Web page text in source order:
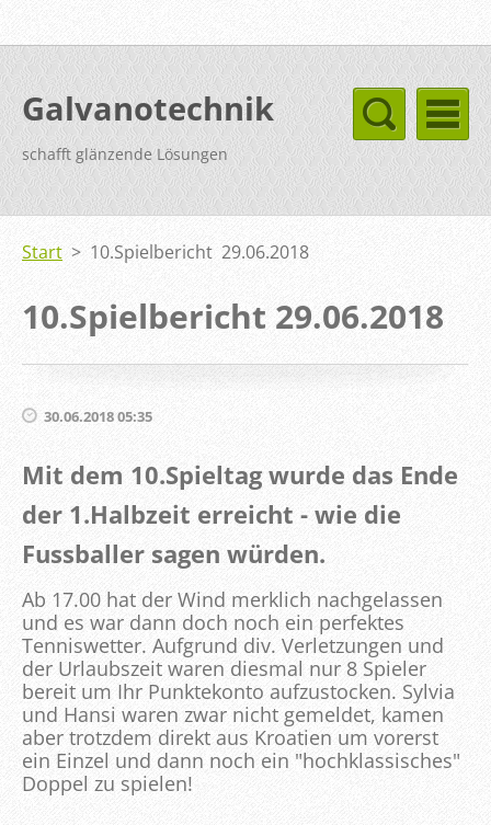
Galvanotechnik
schafft glänzende Lösungen
Start > 10.Spielbericht 29.06.2018
10.Spielbericht 29.06.2018
30.06.2018 05:35
Mit dem 10.Spieltag wurde das Ende
der 1.Halbzeit erreicht - wie die
Fussballer sagen würden.
Ab 17.00 hat der Wind merklich nachgelassen
und es war dann doch noch ein perfektes
Tenniswetter. Aufgrund div. Verletzungen und
der Urlaubszeit waren diesmal nur 8 Spieler
bereit um Ihr Punktekonto aufzustocken. Sylvia
und Hansi waren zwar nicht gemeldet, kamen
aber trotzdem direkt aus Kroatien um vorerst
ein Einzel und dann noch ein "hochklassisches"
Doppel zu spielen!